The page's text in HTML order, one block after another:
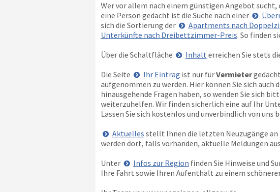
Wer vor allem nach einem günstigen Angebot
eine Person gedacht ist die Suche nach einer
sich die Sortierung der
Apartments nach
Unterkünfte nach Dreibettzimmer-Preis. So finden
Über die Schaltfläche
Inhalt erreichen Sie stets
Die Seite
Ihr Eintrag ist nur fürVermieter
aufgenommen zu werden. Hier können Sie sich
hinausgehende Fragen haben, so wenden Sie sich
weiterzuhelfen. Wir finden sicherlich eine auf Ihr
Lassen Sie sich kostenlos und unverbindlich von uns
Aktuelles stellt Ihnen die letzten Neuzugänge an
werden dort, falls vorhanden, aktuelle Meldungen
Unter
Infos zur Region finden Sie Hinweise und
Ihre Fahrt sowie Ihren Aufenthalt zu einem